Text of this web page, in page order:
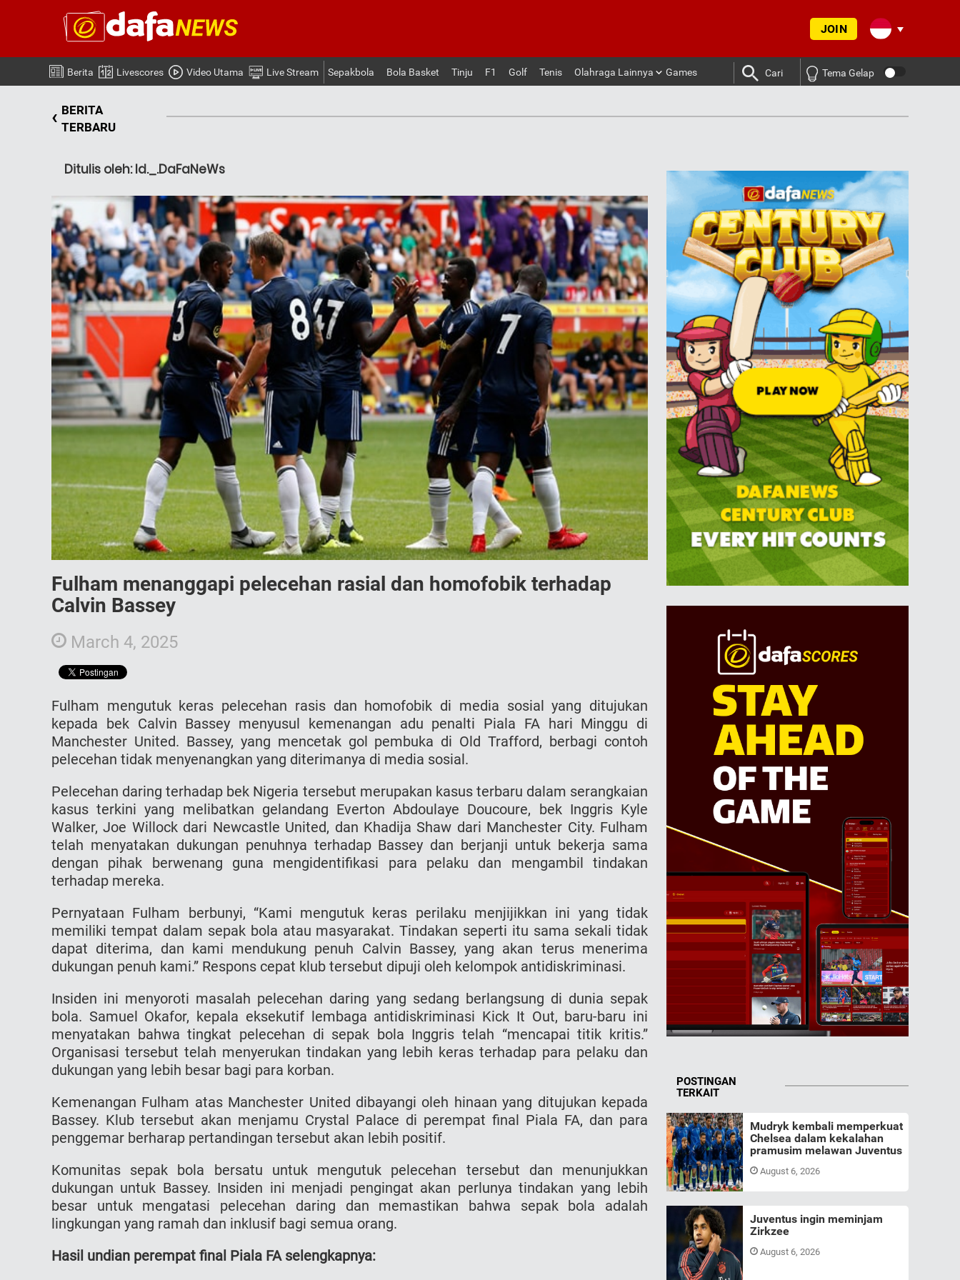
JOIN
Berita Livescores Video Utama Live Stream Sepakbola Bola Basket Tinju F1 Golf Tenis Olahraga Lainnya Games Cari Tema Gelap
‹ BERITA
TERBARU
Ditulis oleh: Id._.DaFaNeWs
Fulham menanggapi pelecehan rasial dan homofobik terhadap
Calvin Bassey
March 4, 2025
Fulham mengutuk keras pelecehan rasis dan homofobik di media sosial yang ditujukan
kepada bek Calvin Bassey menyusul kemenangan adu penalti Piala FA hari Minggu di
Manchester United. Bassey, yang mencetak gol pembuka di Old Trafford, berbagi contoh
pelecehan tidak menyenangkan yang diterimanya di media sosial.
Pelecehan daring terhadap bek Nigeria tersebut merupakan kasus terbaru dalam serangkaian
kasus terkini yang melibatkan gelandang Everton Abdoulaye Doucoure, bek Inggris Kyle
Walker, Joe Willock dari Newcastle United, dan Khadija Shaw dari Manchester City. Fulham
telah menyatakan dukungan penuhnya terhadap Bassey dan berjanji untuk bekerja sama
dengan pihak berwenang guna mengidentifikasi para pelaku dan mengambil tindakan
terhadap mereka.
Pernyataan Fulham berbunyi, “Kami mengutuk keras perilaku menjijikkan ini yang tidak
memiliki tempat dalam sepak bola atau masyarakat. Tindakan seperti itu sama sekali tidak
dapat diterima, dan kami mendukung penuh Calvin Bassey, yang akan terus menerima
dukungan penuh kami.” Respons cepat klub tersebut dipuji oleh kelompok antidiskriminasi.
Insiden ini menyoroti masalah pelecehan daring yang sedang berlangsung di dunia sepak
bola. Samuel Okafor, kepala eksekutif lembaga antidiskriminasi Kick It Out, baru-baru ini
menyatakan bahwa tingkat pelecehan di sepak bola Inggris telah “mencapai titik kritis.”
Organisasi tersebut telah menyerukan tindakan yang lebih keras terhadap para pelaku dan
dukungan yang lebih besar bagi para korban.
Kemenangan Fulham atas Manchester United dibayangi oleh hinaan yang ditujukan kepada
Bassey. Klub tersebut akan menjamu Crystal Palace di perempat final Piala FA, dan para
penggemar berharap pertandingan tersebut akan lebih positif.
Komunitas sepak bola bersatu untuk mengutuk pelecehan tersebut dan menunjukkan
dukungan untuk Bassey. Insiden ini menjadi pengingat akan perlunya tindakan yang lebih
besar untuk mengatasi pelecehan daring dan memastikan bahwa sepak bola adalah
lingkungan yang ramah dan inklusif bagi semua orang.
Hasil undian perempat final Piala FA selengkapnya:
POSTINGAN
TERKAIT
Mudryk kembali memperkuat
Chelsea dalam kekalahan
pramusim melawan Juventus
August 6, 2026
Juventus ingin meminjam
Zirkzee
August 6, 2026